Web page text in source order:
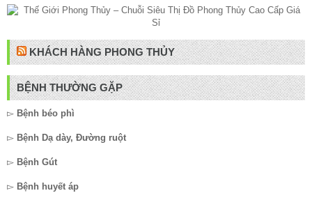
KHÁCH HÀNG PHONG THỦY
BỆNH THƯỜNG GẶP
▻ Bệnh béo phì
▻ Bệnh Dạ dày, Đường ruột
▻ Bệnh Gút
▻ Bệnh huyết áp